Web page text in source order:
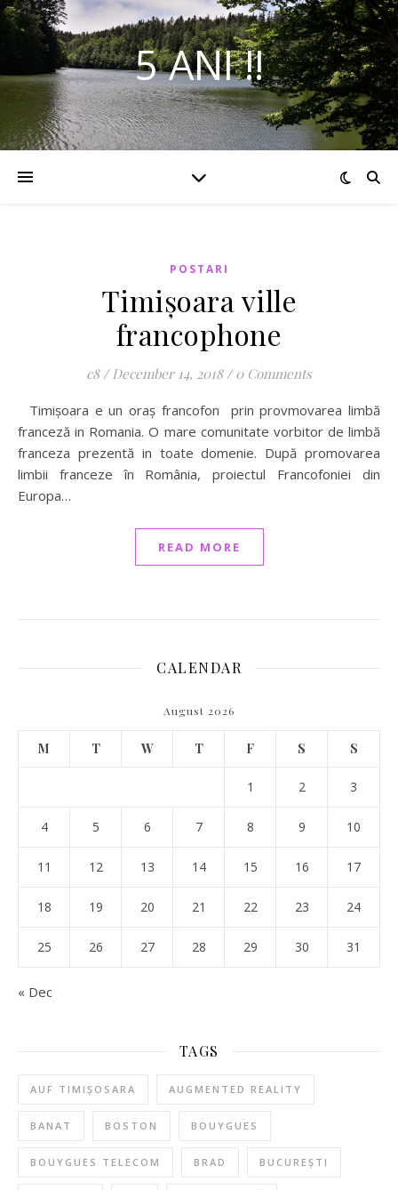
5 ANI !!
POSTARI
Timișoara ville
francophone
c8 / December 14, 2018 / 0 Comments
Timișoara e un oraș francofon prin provmovarea limbă
franceză in Romania. O mare comunitate vorbitor de limbă
franceza prezentă in toate domenie. După promovarea
limbii franceze în România, proiectul Francofoniei din
Europa…
READ MORE
CALENDAR
August 2026
M T W T F S S
1 2 3
4 5 6 7 8 9 10
11 12 13 14 15 16 17
18 19 20 21 22 23 24
25 26 27 28 29 30 31
« Dec
TAGS
AUF TIMIȘOSARA AUGMENTED REALITY
BANAT BOSTON BOUYGUES
BOUYGUES TELECOM BRAD BUCUREȘTI